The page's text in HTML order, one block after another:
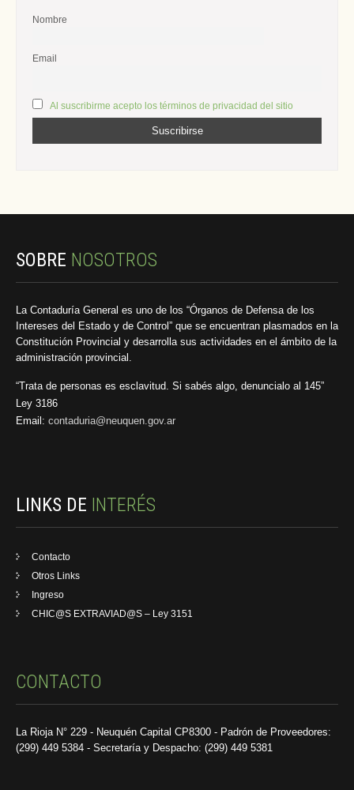
Nombre
Email
Al suscribirme acepto los términos de privacidad del sitio
SOBRE NOSOTROS
La Contaduría General es uno de los “Órganos de Defensa de los
Intereses del Estado y de Control” que se encuentran plasmados en la
Constitución Provincial y desarrolla sus actividades en el ámbito de la
administración provincial.
“Trata de personas es esclavitud. Si sabés algo, denuncialo al 145”
Ley 3186
Email: contaduria@neuquen.gov.ar
LINKS DE INTERÉS
Contacto
Otros Links
Ingreso
CHIC@S EXTRAVIAD@S – Ley 3151
CONTACTO
La Rioja N° 229 - Neuquén Capital CP8300 - Padrón de Proveedores:
(299) 449 5384 - Secretaría y Despacho: (299) 449 5381